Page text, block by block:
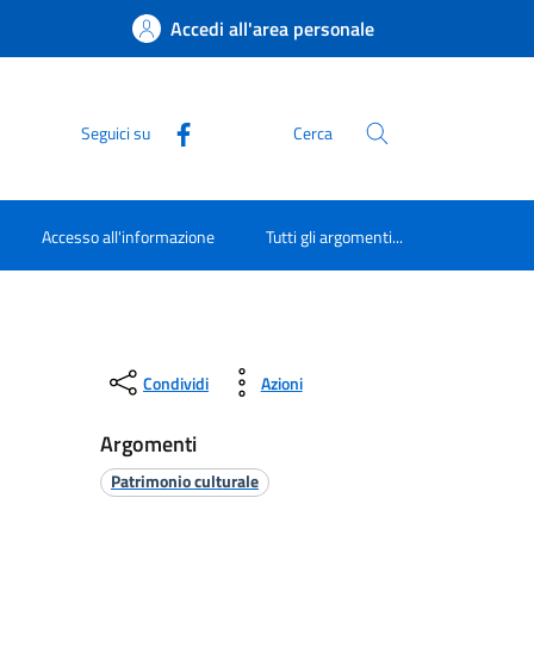
Accedi all'area personale
Seguici su Cerca
Accesso all'informazione Tutti gli argomenti...
Condividi Azioni
Argomenti
Patrimonio culturale